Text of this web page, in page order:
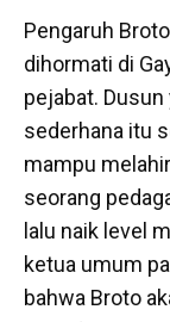
Pengaruh
dihormati di
pejabat.
sederhana itu
mampu
seorang
lalu naik level
ketua umum
bahwa Broto